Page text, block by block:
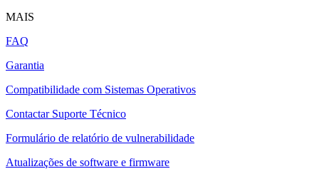
MAIS
FAQ
Garantia
Compatibilidade com Sistemas Operativos
Contactar Suporte Técnico
Formulário de relatório de vulnerabilidade
Atualizações de software e firmware